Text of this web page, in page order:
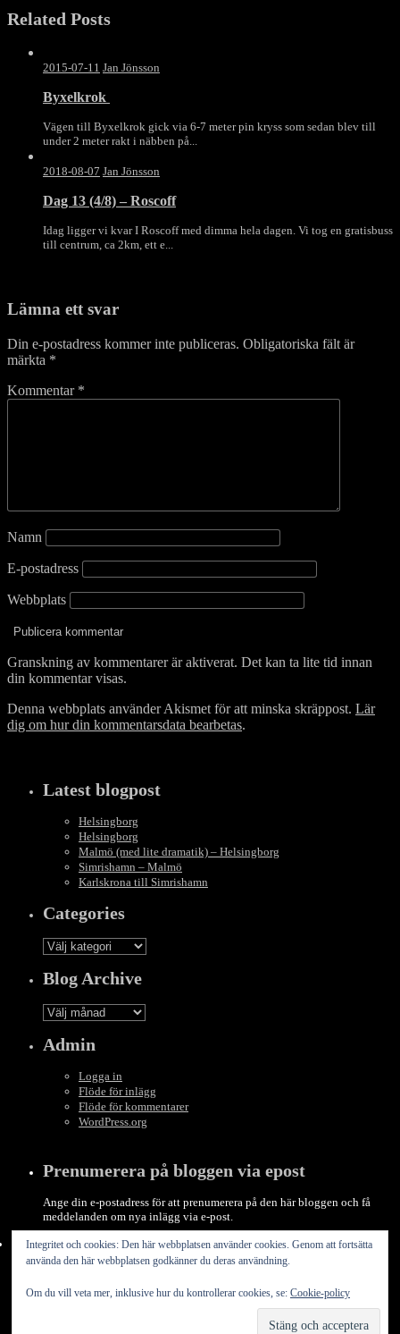
Related Posts
2015-07-11 Jan Jönsson
Byxelkrok
Vägen till Byxelkrok gick via 6-7 meter pin kryss som sedan blev till
under 2 meter rakt i näbben på...
2018-08-07 Jan Jönsson
Dag 13 (4/8) – Roscoff
Idag ligger vi kvar I Roscoff med dimma hela dagen. Vi tog en gratisbuss
till centrum, ca 2km, ett e...
Lämna ett svar
Din e-postadress kommer inte publiceras. Obligatoriska fält är
märkta *
Kommentar *
Namn
E-postadress
Webbplats
Granskning av kommentarer är aktiverat. Det kan ta lite tid innan
din kommentar visas.
Denna webbplats använder Akismet för att minska skräppost. Lär
dig om hur din kommentarsdata bearbetas.
Latest blogpost
Helsingborg
Helsingborg
Malmö (med lite dramatik) – Helsingborg
Simrishamn – Malmö
Karlskrona till Simrishamn
Categories
Categories
Blog Archive
Blog
Archive
Admin
Logga in
Flöde för inlägg
Flöde för kommentarer
WordPress.org
Integritet och cookies: Den här webbplatsen använder cookies. Genom att fortsätta
använda den här webbplatsen godkänner du deras användning.
Om du vill veta mer, inklusive hur du kontrollerar cookies, se: Cookie-policy
Prenumerera på bloggen via epost
Ange din e-postadress för att prenumerera på den här bloggen och få
meddelanden om nya inlägg via e-post.
E-
postadress
Gör som 6 andra, prenumerera du med.